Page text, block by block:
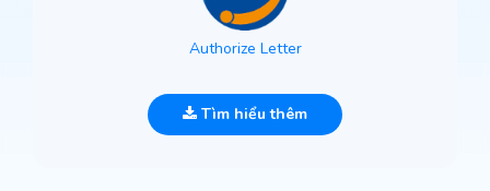
Authorize Letter
Tìm hiểu thêm